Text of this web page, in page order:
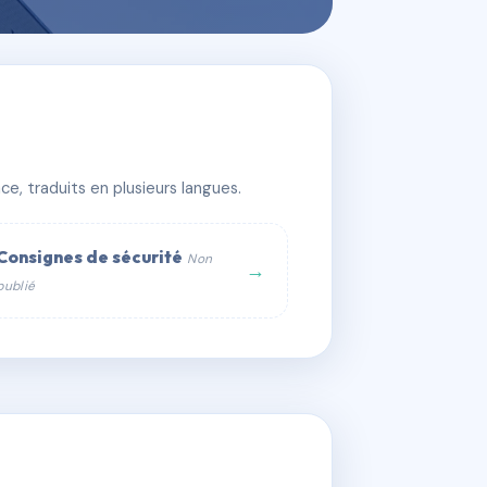
traduits en plusieurs langues.
de sécurité Non
→